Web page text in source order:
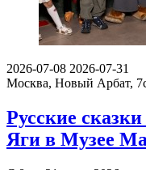
2026-07-08 2026-07-31
Москва, Новый Арбат,
Русские
Яги в Музее